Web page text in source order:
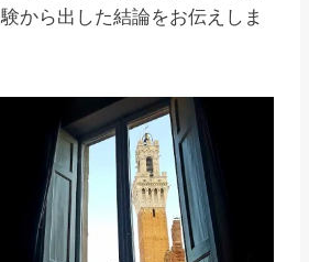
から出した結論をお伝えしま